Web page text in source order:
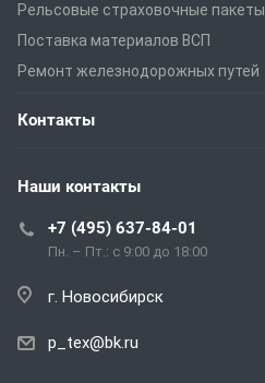
Рельсовые страховочные пакеты
Поставка материалов ВСП
Ремонт железнодорожных путей
Контакты
Наши контакты
+7 (495) 637-84-01
Пн. – Пт.: с 9:00 до 18:00
г. Новосибирск
p_tex@bk.ru